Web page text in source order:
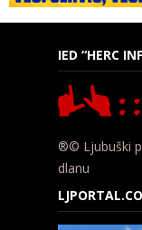
IED “HERC
®© Ljubuški
dlanu